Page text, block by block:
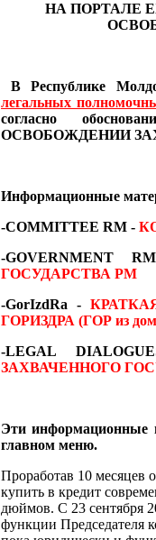
НА ПОРТАЛЕ
В Республике
легальных
согласно
ОСВОБОЖДЕНИИ
Информационные
-COMMITTEE RM -
-GOVERNMENT
ГОСУДАРСТВА РМ
-GorIzdRa -
ГОРИЗДРА (ГОР из
-LEGAL
ЗАХВАЧЕННОГО
Эти
главном меню.
Проработав 10 месяцев
купить в кредит
дюймов. С 23 сентября
функции Председателя